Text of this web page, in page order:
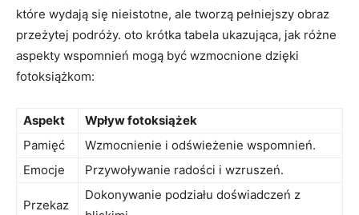
które wydają się nieistotne, ale tworzą ‌pełniejszy⁤ obraz
przeżytej podróży. oto krótka tabela ‍ukazująca,⁣ jak różne
aspekty wspomnień mogą być‍ wzmocnione dzięki
fotoksiążkom:
Aspekt
Wpływ fotoksiążek
Pamięć
Wzmocnienie ⁢i odświeżenie wspomnień.
Emocje
Przywoływanie radości i wzruszeń.
Przekaz
Dokonywanie podziału doświadczeń z